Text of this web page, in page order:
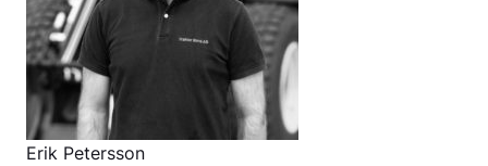
Erik Petersson